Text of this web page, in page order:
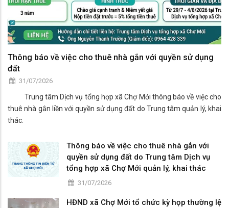
Thông báo về việc cho thuê nhà gắn với quyền sử dụng
đất
31/07/2026
Trung tâm Dịch vụ tổng hợp xã Chợ Mới thông báo về việc cho
thuê nhà gắn liền với quyền sử dụng đất do Trung tâm quản lý, khai
thác.
Thông báo về việc cho thuê nhà gắn với
quyền sử dụng đất do Trung tâm Dịch vụ
tổng hợp xã Chợ Mới quản lý, khai thác
31/07/2026
HĐND xã Chợ Mới tổ chức kỳ họp thường lệ